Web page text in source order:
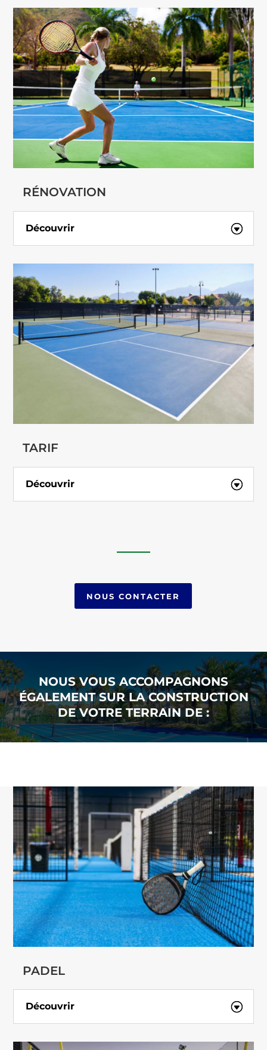
RÉNOVATION
Découvrir
TARIF
Découvrir
NOUS CONTACTER
NOUS VOUS ACCOMPAGNONS
ÉGALEMENT SUR LA CONSTRUCTION
DE VOTRE TERRAIN DE :
PADEL
Découvrir